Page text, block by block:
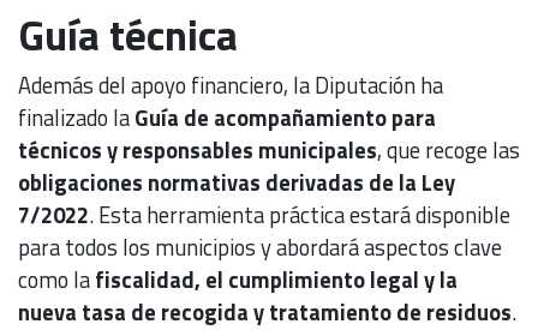
Guía técnica
Además del apoyo financiero, la Diputación ha
finalizado laGuía de acompañamiento para
técnicos y responsables municipales, que recoge las
obligaciones normativas derivadas de la Ley
7/2022. Esta herramienta práctica estará disponible
para todos los municipios y abordará aspectos clave
como lafiscalidad, el cumplimiento legal y la
nueva tasa de recogida y tratamiento de residuos.